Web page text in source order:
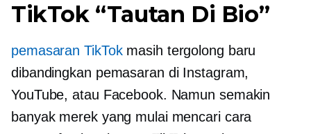
TikTok “Tautan Di Bio”
pemasaran TikTokmasih tergolong baru
dibandingkan pemasaran di Instagram,
YouTube, atau Facebook. Namun semakin
banyak merek yang mulai mencari cara